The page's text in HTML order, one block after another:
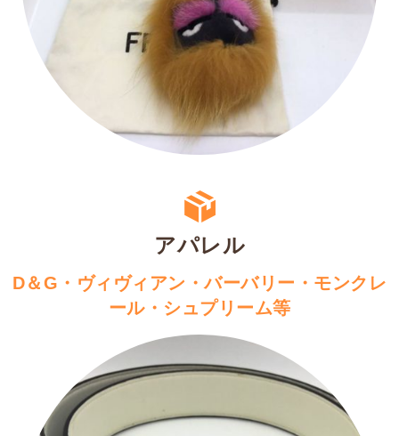
アパレル
D＆G・ヴィヴィアン・バーバリー・モンクレ
ール・シュプリーム等